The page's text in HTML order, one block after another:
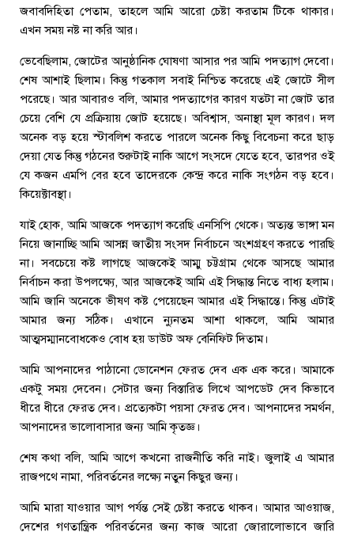
জবাবদিহিতা পেতাম, তাহলে আমি আরো চেষ্টা করতাম টিকে থাকার।
এখন সময় নষ্ট না করি আর।
ভেবেছিলাম, জোটের আনুষ্ঠানিক ঘোষণা আসার পর আমি পদত্যাগ দেবো।
শেষ আশাই ছিলাম। কিন্তু গতকাল সবাই নিশ্চিত করেছে এই জোটে সীল
পরেছে। আর আবারও বলি, আমার পদত্যাগের কারণ যতটা না জোট তার
চেয়ে বেশি যে প্রক্রিয়ায় জোট হয়েছে। অবিশ্বাস, অনাস্থা মূল কারণ। দল
অনেক বড় হয়ে স্টাবলিশ করতে পারলে অনেক কিছু বিবেচনা করে ছাড়
দেয়া যেত কিন্তু গঠনের শুরুটাই নাকি আগে সংসদে যেতে হবে, তারপর ওই
যে কজন এমপি বের হবে তাদেরকে কেন্দ্র করে নাকি সংগঠন বড় হবে।
কিয়েক্টাবস্থা।
যাই হোক, আমি আজকে পদত্যাগ করেছি এনসিপি থেকে। অত্যন্ত ভাঙ্গা মন
নিয়ে জানাচ্ছি আমি আসন্ন জাতীয় সংসদ নির্বাচনে অংশগ্রহণ করতে পারছি
না। সবচেয়ে কষ্ট লাগছে আজকেই আম্মু চট্টগ্রাম থেকে আসছে আমার
নির্বাচন করা উপলক্ষ্যে, আর আজকেই আমি এই সিদ্ধান্ত নিতে বাধ্য হলাম।
আমি জানি অনেকে ভীষণ কষ্ট পেয়েছেন আমার এই সিদ্ধান্তে। কিন্তু এটাই
আমার জন্য সঠিক। এখানে ন্যুনতম আশা থাকলে, আমি আমার
আত্মসম্মানবোধকেও বোধ হয় ডাউট অফ বেনিফিট দিতাম।
আমি আপনাদের পাঠানো ডোনেশন ফেরত দেব এক এক করে। আমাকে
একটু সময় দেবেন। সেটার জন্য বিস্তারিত লিখে আপডেট দেব কিভাবে
ধীরে ধীরে ফেরত দেব। প্রত্যেকটা পয়সা ফেরত দেব। আপনাদের সমর্থন,
আপনাদের ভালোবাসার জন্য আমি কৃতজ্ঞ।
শেষ কথা বলি, আমি আগে কখনো রাজনীতি করি নাই। জুলাই এ আমার
রাজপথে নামা, পরিবর্তনের লক্ষ্যে নতুন কিছুর জন্য।
আমি মারা যাওয়ার আগ পর্যন্ত সেই চেষ্টা করতে থাকব। আমার আওয়াজ,
দেশের গণতান্ত্রিক পরিবর্তনের জন্য কাজ আরো জোরালোভাবে জারি